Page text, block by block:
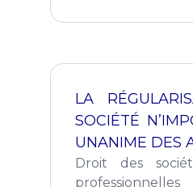
LA
SOCIÉTÉ
UNANIME DES
Droit des
professionnelles